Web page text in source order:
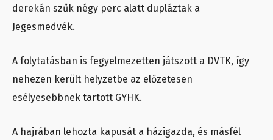
derekán szűk négy perc alatt dupláztak a
Jegesmedvék.
A folytatásban is fegyelmezetten játszott a DVTK, így
nehezen került helyzetbe az előzetesen
esélyesebbnek tartott GYHK.
A hajrában lehozta kapusát a házigazda, és másfél